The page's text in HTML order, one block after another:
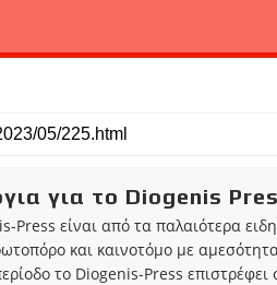
για το Diogenis
Press είναι από τα παλαιότερα
και καινοτόμο με
το Diogenis-Press επιστρέφει